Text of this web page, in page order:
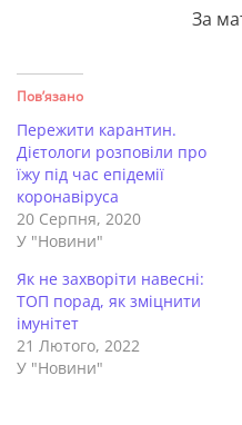
За
Пов’язано
Пережити карантин.
Дієтологи розповіли про
їжу під час епідемії
коронавіруса
20 Серпня, 2020
У "Новини"
Як не захворіти навесні:
ТОП порад, як зміцнити
імунітет
21 Лютого, 2022
У "Новини"